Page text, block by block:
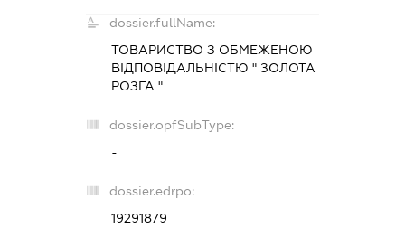
dossier.fullName:
ТОВАРИСТВО З ОБМЕЖЕНОЮ
ВІДПОВІДАЛЬНІСТЮ " ЗОЛОТА
РОЗГА "
dossier.opfSubType:
-
dossier.edrpo:
19291879